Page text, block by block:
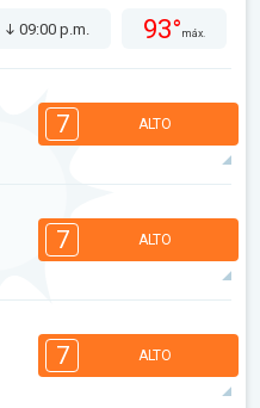
09:00 p.m. 93° máx.
7 ALTO
14:00
3
08:58 p.m. 95°máx.
7 ALTO
14:00
3
7 ALTO